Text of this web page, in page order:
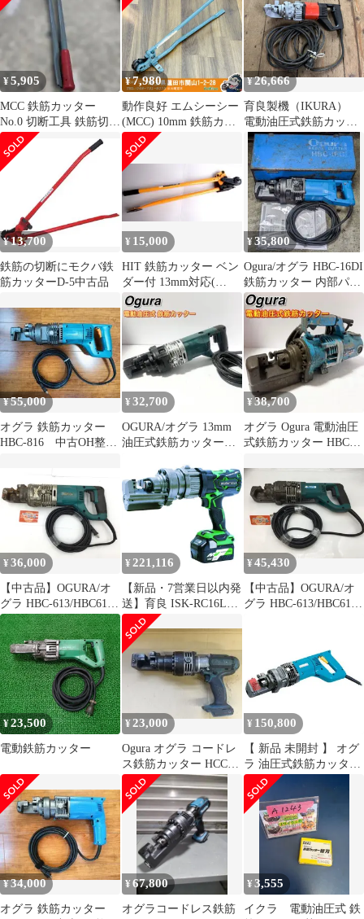
専用ケース付き ［鉄筋
カッター 切断機 手動
油圧 カット 切断 鉄筋
切断 作業 工具 8T 8ト
ン］ A22B
¥5,905
MCC 鉄筋カッター
No.0 切断工具 鉄筋切断
DIY 鉄工 工具用品 格安
¥7,980
動作良好 エムシーシー
(MCC) 10mm 鉄筋カッ
ター No.0 【リライズ蓮
田店】
¥26,666
育良製機（IKURA）
電動油圧式鉄筋カッタ
ー（スーパーミニカッ
ター） IS-16 中古
（空転にて動作確認
済、ヘッド部塗装あ
り）
¥13,700
鉄筋の切断にモクバ鉄
筋カッターD-5中古品
¥ 15,000
HIT 鉄筋カッター ベン
ダー付 13mm対応(
RC13-BN)
¥35,800
Ogura/オグラ HBC-16DI
鉄筋カッター 内部パッ
キン交換 分解整備品
¥55,000
オグラ 鉄筋カッター
HBC-816 中古OH整備
¥ 32,700
OGURA/オグラ 13mm
油圧式鉄筋カッター
¥38,700
オグラ Ogura 電動油圧
式鉄筋カッター HBC-
¥36,000
【中古品】OGURA/オ
グラ HBC-613/HBC613
☆ 13mm油圧式鉄筋カ
ッター [IT_ERH6G][小
牧][M04]
¥ 221,116
【新品・7営業日以内発
送】育良 ISK-RC16LE
コードレス鉄筋カッタ
ー ５０２２４
ISKRC16LE 育良精機
イクラ IKURA 電動油
圧式【沖縄離島販売不
¥45,430
【中古品】OGURA/オ
グラ HBC-613/HBC613
¥23,500
電動鉄筋カッター
¥23,000
Ogura オグラ コードレ
ス鉄筋カッター HCC-
16DF 本体
¥ 150,800
【 新品 未開封 】 オグ
ラ 油圧式鉄筋カッター
HBC816 未使用 送料無
料
¥34,000
オグラ 鉄筋カッター
¥67,800
オグラコードレス鉄筋
¥3,555
イクラ 電動油圧式 鉄